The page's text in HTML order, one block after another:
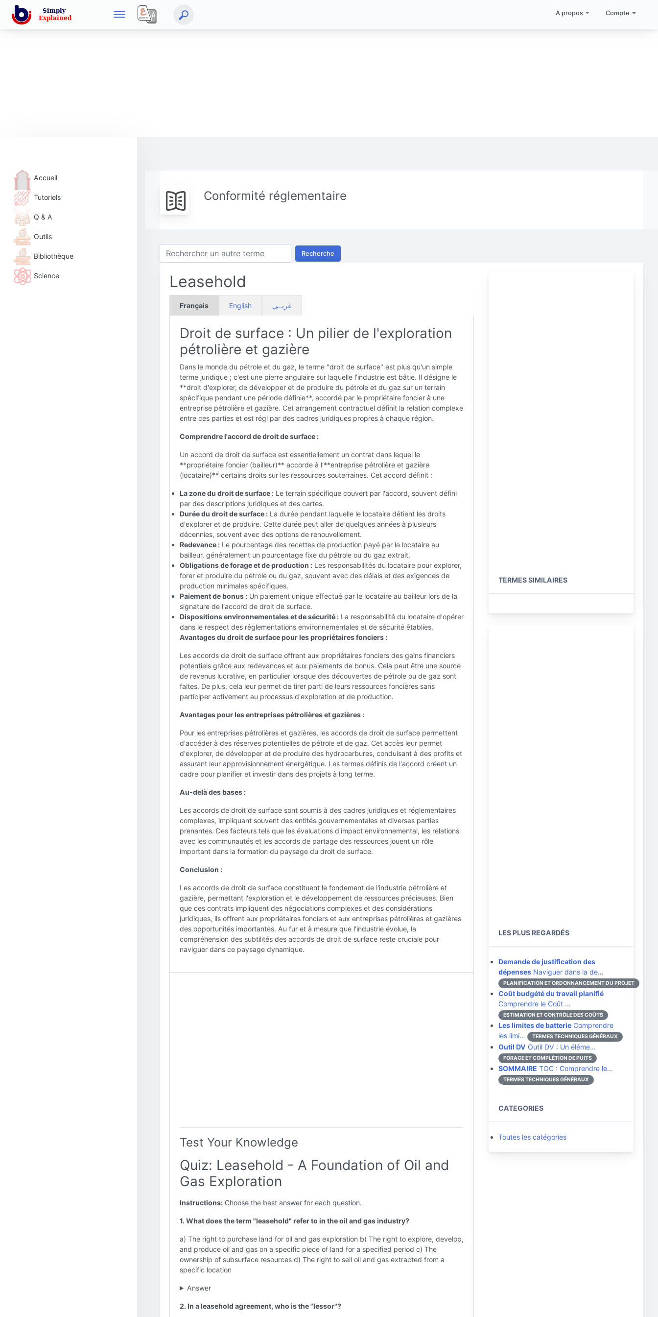
A propos Compte
Accueil
Tutoriels
Q & A
Outils
Bibliothèque
Science
Conformité réglementaire
Recherche
Leasehold
Français English عربــي
Droit de surface : Un pilier de l'exploration
pétrolière et gazière
Dans le monde du pétrole et du gaz, le terme "droit de surface" est plus qu'un simple
terme juridique ; c'est une pierre angulaire sur laquelle l'industrie est bâtie. Il désigne le
**droit d'explorer, de développer et de produire du pétrole et du gaz sur un terrain
spécifique pendant une période définie**, accordé par le propriétaire foncier à une
entreprise pétrolière et gazière. Cet arrangement contractuel définit la relation complexe
entre ces parties et est régi par des cadres juridiques propres à chaque région.
Comprendre l'accord de droit de surface :
Un accord de droit de surface est essentiellement un contrat dans lequel le
**propriétaire foncier (bailleur)** accorde à l'**entreprise pétrolière et gazière
(locataire)** certains droits sur les ressources souterraines. Cet accord définit :
La zone du droit de surface : Le terrain spécifique couvert par l'accord, souvent défini
par des descriptions juridiques et des cartes.
Durée du droit de surface : La durée pendant laquelle le locataire détient les droits
d'explorer et de produire. Cette durée peut aller de quelques années à plusieurs
décennies, souvent avec des options de renouvellement.
Redevance : Le pourcentage des recettes de production payé par le locataire au
bailleur, généralement un pourcentage fixe du pétrole ou du gaz extrait.
Obligations de forage et de production : Les responsabilités du locataire pour explorer,
forer et produire du pétrole ou du gaz, souvent avec des délais et des exigences de
production minimales spécifiques.
Paiement de bonus : Un paiement unique effectué par le locataire au bailleur lors de la
signature de l'accord de droit de surface.
Dispositions environnementales et de sécurité : La responsabilité du locataire d'opérer
dans le respect des réglementations environnementales et de sécurité établies.
Avantages du droit de surface pour les propriétaires fonciers :
Les accords de droit de surface offrent aux propriétaires fonciers des gains financiers
potentiels grâce aux redevances et aux paiements de bonus. Cela peut être une source
de revenus lucrative, en particulier lorsque des découvertes de pétrole ou de gaz sont
faites. De plus, cela leur permet de tirer parti de leurs ressources foncières sans
participer activement au processus d'exploration et de production.
Avantages pour les entreprises pétrolières et gazières :
Pour les entreprises pétrolières et gazières, les accords de droit de surface permettent
d'accéder à des réserves potentielles de pétrole et de gaz. Cet accès leur permet
d'explorer, de développer et de produire des hydrocarbures, conduisant à des profits et
assurant leur approvisionnement énergétique. Les termes définis de l'accord créent un
cadre pour planifier et investir dans des projets à long terme.
Au-delà des bases :
Les accords de droit de surface sont soumis à des cadres juridiques et réglementaires
complexes, impliquant souvent des entités gouvernementales et diverses parties
prenantes. Des facteurs tels que les évaluations d'impact environnemental, les relations
avec les communautés et les accords de partage des ressources jouent un rôle
important dans la formation du paysage du droit de surface.
Conclusion :
Les accords de droit de surface constituent le fondement de l'industrie pétrolière et
gazière, permettant l'exploration et le développement de ressources précieuses. Bien
que ces contrats impliquent des négociations complexes et des considérations
juridiques, ils offrent aux propriétaires fonciers et aux entreprises pétrolières et gazières
des opportunités importantes. Au fur et à mesure que l'industrie évolue, la
compréhension des subtilités des accords de droit de surface reste cruciale pour
naviguer dans ce paysage dynamique.
Test Your Knowledge
Quiz: Leasehold - A Foundation of Oil and
Gas Exploration
Instructions: Choose the best answer for each question.
1. What does the term "leasehold" refer to in the oil and gas industry?
a) The right to purchase land for oil and gas exploration b) The right to explore, develop,
and produce oil and gas on a specific piece of land for a specified period c) The
ownership of subsurface resources d) The right to sell oil and gas extracted from a
specific location
Answer
2. In a leasehold agreement, who is the "lessor"?
TERMES SIMILAIRES
LES PLUS REGARDÉS
Demande de justification des
dépenses Naviguer dans la de…
PLANIFICATION ET ORDONNANCEMENT DU PROJET
Coût budgété du travail planifié
Comprendre le Coût …
ESTIMATION ET CONTRÔLE DES COÛTS
Les limites de batterie Comprendre
les limi…
TERMES TECHNIQUES GÉNÉRAUX
Outil DV Outil DV : Un éléme…
FORAGE ET COMPLÉTION DE PUITS
SOMMAIRE TOC : Comprendre le…
TERMES TECHNIQUES GÉNÉRAUX
CATEGORIES
Toutes les catégories